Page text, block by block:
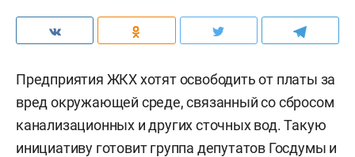
Предприятия ЖКХ хотят освободить от платы за
вред окружающей среде, связанный со сбросом
канализационных и других сточных вод. Такую
инициативу готовит группа депутатов Госдумы и